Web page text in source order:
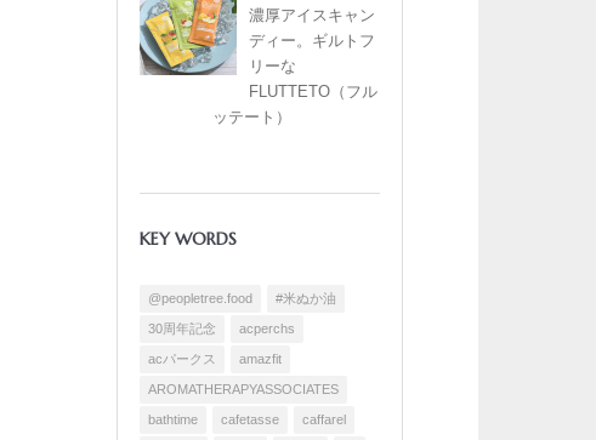
濃厚アイスキャン
ディー。ギルトフ
リーな
FLUTTETO（フル
ッテート）
KEY WORDS
@peopletree.food #米ぬか油
30周年記念 acperchs
acパークス amazfit
AROMATHERAPYASSOCIATES
bathtime cafetasse caffarel